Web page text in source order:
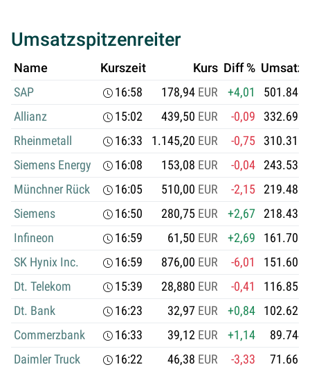
Umsatzspitzenreiter
Name Kurszeit Kurs Diff % Umsatz
SAP
16:58 178,94 EUR +4,01
Allianz
15:02 439,50 EUR -0,09
Rheinmetall
16:33 1.145,20 EUR -0,75
Siemens Energy
16:08 153,08 EUR -0,04
Münchner Rück
16:05 510,00 EUR -2,15
Siemens
16:50 280,75 EUR +2,67
Infineon
16:59 61,50 EUR +2,69
SK Hynix Inc.
16:59 876,00 EUR -6,01
Dt. Telekom
15:39 28,880 EUR -0,41
Dt. Bank
16:23 32,97 EUR +0,84
Commerzbank
16:33 39,12 EUR +1,14
Daimler Truck
16:22 46,38 EUR -3,33